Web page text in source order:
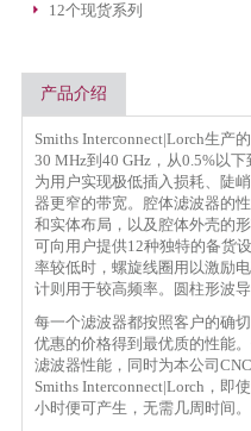
12个现货系列
产品介绍
Smiths Interconnect|Lorch生产
30 MHz到40 GHz，从0.5%以
为用户实现极低插入损耗、陡
器更窄的带宽。腔体滤波器的
和实体布局，以及腔体外壳的
可向用户提供12种独特的备货
率较低时，螺旋线圈用以激励
计则用于较高频率。圆柱形波
每一个滤波器都按照客户的确
优惠的价格得到最优质的性能
滤波器性能，同时为本公司
Smiths Interconnect|Lorch，即
小时便可产生，无需几周时间。